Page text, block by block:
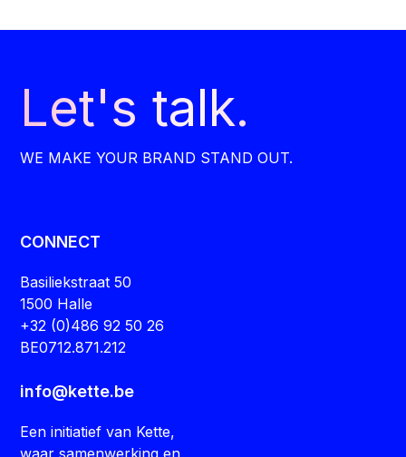
Let's talk.
WE MAKE YOUR BRAND STAND OUT.
CONNECT
Basiliekstraat 50
1500 Halle
+32 (0)486 92 50 26
BE0712.871.212
info@kette.be
Een initiatief van Kette,